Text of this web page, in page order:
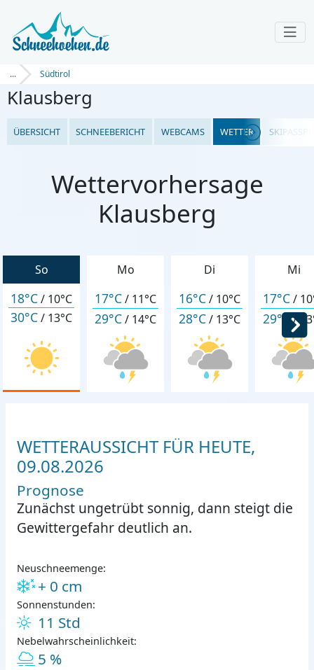
... Südtirol
Klausberg
ÜBERSICHT SCHNEEBERICHT WEBCAMS WETTER
Wettervorhersage
Klausberg
So
18°C/ 10°C
30°C/ 13°C
Mo
17°C/ 11°C
29°C/ 14°C
Di
16°C/ 10°C
28°C/ 13°C
Mi
17°C/
29°C /
WETTERAUSSICHT FÜR HEUTE,
09.08.2026
Prognose
Zunächst ungetrübt sonnig, dann steigt die
Gewittergefahr deutlich an.
Neuschneemenge:
+ 0 cm
Sonnenstunden:
11 Std
Nebelwahrscheinlichkeit:
5 %